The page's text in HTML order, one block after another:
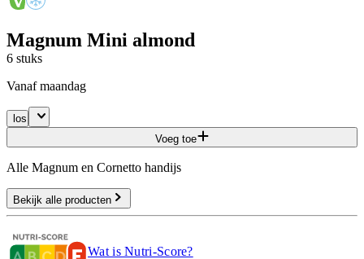
Magnum Mini almond
6 stuks
vanaf maandag
los
Voeg toe
Alle Magnum en Cornetto handijs
Bekijk alle producten
Wat is Nutri-Score?